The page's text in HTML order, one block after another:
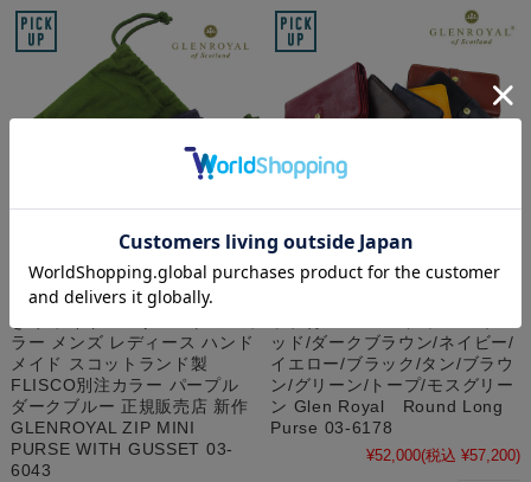
グレンロイヤル ミニ財布 ジッ
プミニパース L字ジップ マチ付
き ブライドルレザー 2トーンカ
ラー メンズ レディース ハンド
メイド スコットランド製
FLISCO別注カラー パープル
ダークブルー 正規販売店 新作
GLENROYAL ZIP MINI
PURSE WITH GUSSET 03-
6043
グレンロイヤル 長財布 ラウン
ッド/ダークブラウン/ネイビー/
イエロー/ブラック/タン/ブラウ
ン/グリーン/トープ/モスグリー
ン Glen Royal Round Long
Purse 03-6178
¥52,000(税込 ¥57,200)